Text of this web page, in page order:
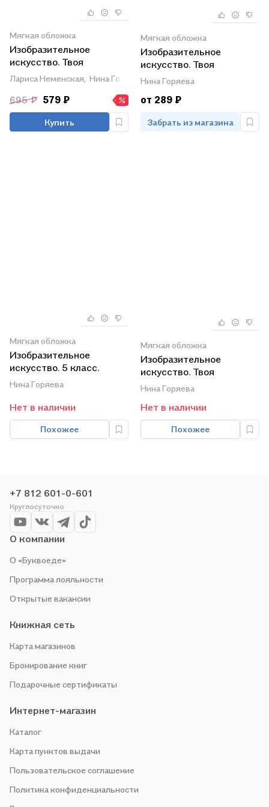
Мягкая обложка
Изобразительное
искусство. Твоя
мастерская. Рабочая
тетрадь. 2 класс
Лариса Неменская, Нина Горяева, Алексей Питерских
695 ₽ 579 ₽
Купить
Мягкая обложка
Изобразительное
искусство. Твоя
мастерская. Рабочая
тетрадь. 3 класс.
Пособие для учащихся
общеобразовательных
учреждений
Нина Горяева
от 289 ₽
Забрать из магазина
Мягкая обложка
Изобразительное
искусство. 5 класс.
Учебник для
общеобразовательных
организаций
Нина Горяева
Нет в наличии
Похожее
Мягкая обложка
Изобразительное
искусство. Твоя
мастерская. Рабочая
тетрадь. 5 класс.
Учебное пособие для
общеобразовательных
организаций
Нина Горяева
Нет в наличии
Похожее
+7 812 601-0-601
Круглосуточно
О компании
О «Буквоеде»
Программа лояльности
Открытые вакансии
Книжная сеть
Карта магазинов
Бронирование книг
Подарочные сертификаты
Интернет-магазин
Каталог
Карта пунктов выдачи
Пользовательское соглашение
Политика конфиденциальности